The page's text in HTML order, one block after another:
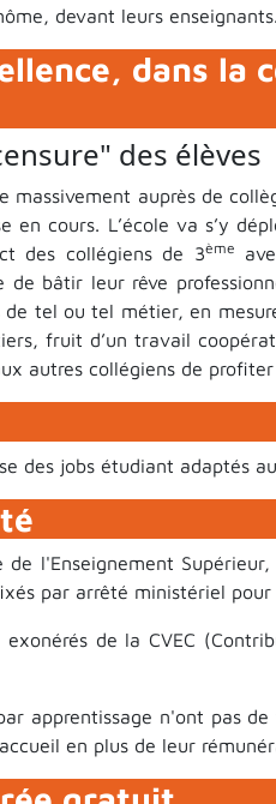
devant leurs enseignants.
dans la
des élèves
massivement auprès de
en cours. L’école va s’y
des collégiens de 3ème
bâtir leur rêve
tel ou tel métier, en
fruit d’un travail
autres collégiens de
des jobs étudiant adaptés
de l'Enseignement
par arrêté ministériel
exonérés de la CVEC
apprentissage n'ont pas
en plus de leur